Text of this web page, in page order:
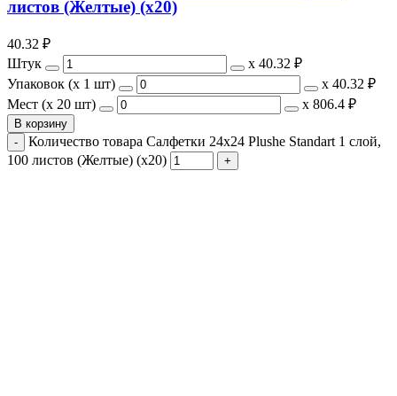
листов (Желтые) (х20)
40.32 ₽
Штук
х 40.32 ₽
Упаковок (x 1 шт)
х 40.32 ₽
Мест (x 20 шт)
х 806.4 ₽
В корзину
Количество товара Салфетки 24х24 Plushe Standart 1 слой,
100 листов (Желтые) (х20)